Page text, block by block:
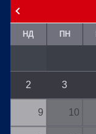
НД ПН
2 3
9 10